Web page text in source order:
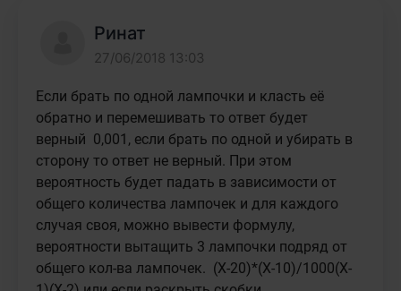
Ринат
27/06/2018 13:03
Если брать по одной лампочки и класть её
обратно и перемешивать то ответ будет
верный  0,001, если брать по одной и убирать в
сторону то ответ не верный. При этом
вероятность будет падать в зависимости от
общего количества лампочек и для каждого
случая своя, можно вывести формулу,
вероятности вытащить 3 лампочки подряд от
общего кол-ва лампочек.  (X-20)*(X-10)/1000(X-